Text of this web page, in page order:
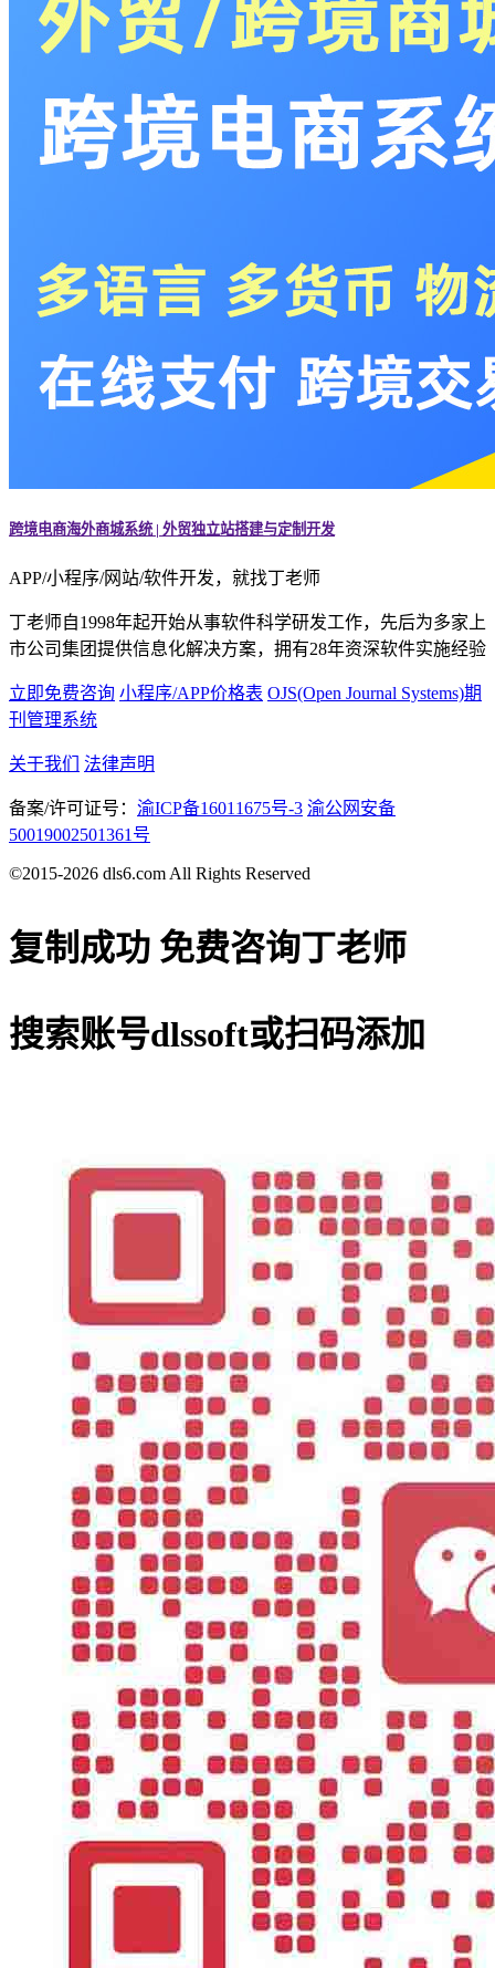
跨境电商海外商城系统 | 外贸独立站搭建与定制开发
APP/小程序/网站/软件开发，就找丁老师
丁老师自1998年起开始从事软件科学研发工作，先后为多家上
市公司集团提供信息化解决方案，拥有28年资深软件实施经验
立即免费咨询 小程序/APP价格表 OJS(Open Journal Systems)期
刊管理系统
关于我们 法律声明
备案/许可证号： 渝ICP备16011675号-3 渝公网安备
50019002501361号
©2015-2026 dls6.com All Rights Reserved
复制成功 免费咨询丁老师
搜索账号dlssoft或扫码添加